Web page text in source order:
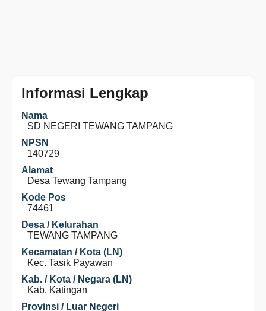
Informasi Lengkap
Nama
SD NEGERI TEWANG TAMPANG
NPSN
140729
Alamat
Desa Tewang Tampang
Kode Pos
74461
Desa / Kelurahan
TEWANG TAMPANG
Kecamatan / Kota (LN)
Kec. Tasik Payawan
Kab. / Kota / Negara (LN)
Kab. Katingan
Provinsi / Luar Negeri